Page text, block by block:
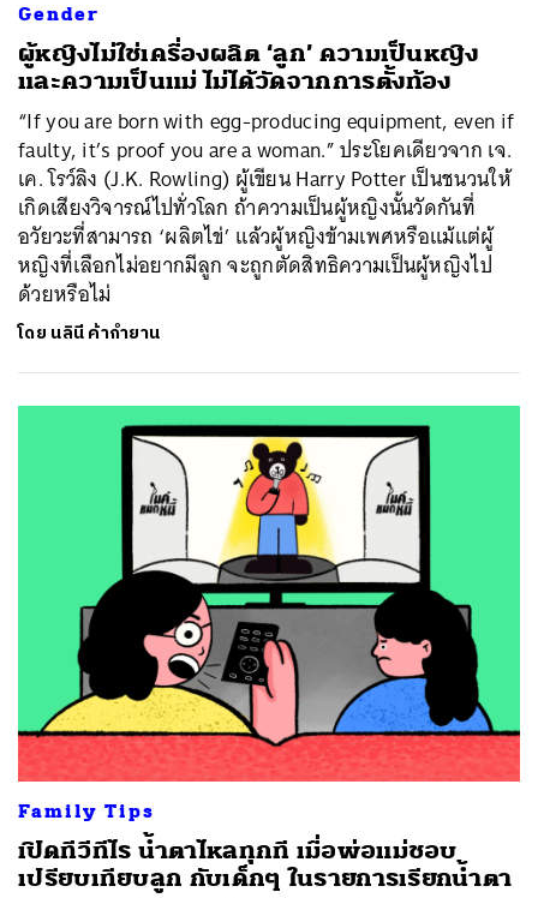
Gender
ผู้หญิงไม่ใช่เครื่องผลิต ‘ลูก’ ความเป็นหญิง
และความเป็นแม่ ไม่ได้วัดจากการตั้งท้อง
“If you are born with egg-producing equipment, even if
faulty, it’s proof you are a woman.” ประโยคเดียวจาก เจ.
เค. โรว์ลิง (J.K. Rowling) ผู้เขียน Harry Potter เป็นชนวนให้
เกิดเสียงวิจารณ์ไปทั่วโลก ถ้าความเป็นผู้หญิงนั้นวัดกันที่
อวัยวะที่สามารถ ‘ผลิตไข่’ แล้วผู้หญิงข้ามเพศหรือแม้แต่ผู้
หญิงที่เลือกไม่อยากมีลูก จะถูกตัดสิทธิความเป็นผู้หญิงไป
ด้วยหรือไม่
โดย นลินี ค้ากำยาน
Family Tips
เปิดทีวีทีไร น้ำตาไหลทุกที เมื่อพ่อแม่ชอบ
เปรียบเทียบลูก กับเด็กๆ ในรายการเรียกน้ำตา